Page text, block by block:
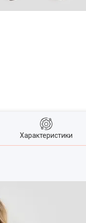
Характеристики